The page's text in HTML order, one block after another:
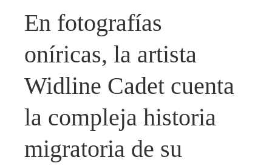
En fotografías
oníricas, la artista
Widline Cadet cuenta
la compleja historia
migratoria de su